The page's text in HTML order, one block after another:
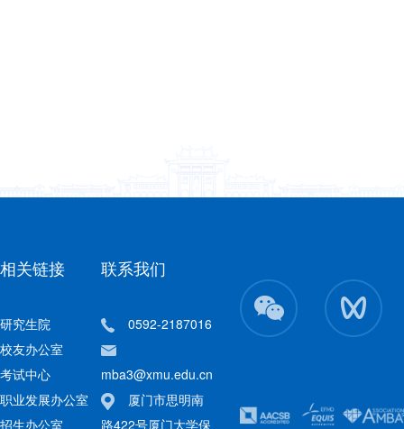
相关链接
研究生院
校友办公室
考试中心
职业发展办公室
招生办公室
联系我们
0592-2187016
mba3@xmu.edu.cn
厦门市思明南
路422号厦门大学保